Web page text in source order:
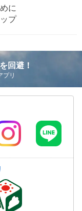
に
プ
回避！
リ